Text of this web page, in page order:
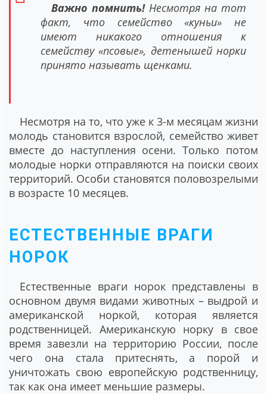
Важно помнить!Несмотря на тот
факт, что семейство «куньи» не
имеют никакого отношения к
семейству «псовые», детенышей норки
принято называть щенками.
Несмотря на то, что уже к 3-м месяцам жизни
молодь становится взрослой, семейство живет
вместе до наступления осени. Только потом
молодые норки отправляются на поиски своих
территорий. Особи становятся половозрелыми
в возрасте 10 месяцев.
ЕСТЕСТВЕННЫЕ ВРАГИ
НОРОК
Естественные враги норок представлены в
основном двумя видами животных – выдрой и
американской норкой, которая является
родственницей. Американскую норку в свое
время завезли на территорию России, после
чего она стала притеснять, а порой и
уничтожать свою европейскую родственницу,
так как она имеет меньшие размеры.